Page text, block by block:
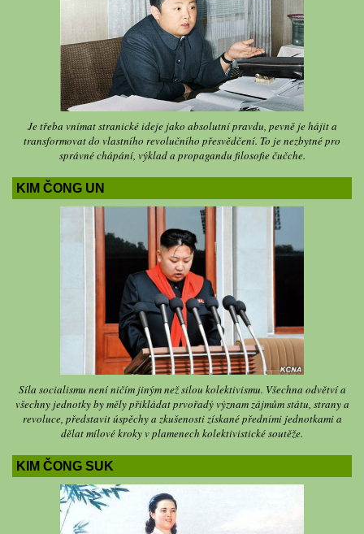
Je třeba vnímat stranické ideje jako absolutní pravdu, pevně je hájit a
transformovat do vlastního revolučního přesvědčení. To je nezbytné pro
správné chápání, výklad a propagandu filosofie čučche.
KIM ČONG UN
Síla socialismu není ničím jiným než silou kolektivismu. Všechna odvětví a
všechny jednotky by měly přikládat prvořadý význam zájmům státu, strany a
revoluce, představit úspěchy a zkušenosti získané předními jednotkami a
dělat mílové kroky v plamenech kolektivistické soutěže.
KIM ČONG SUK